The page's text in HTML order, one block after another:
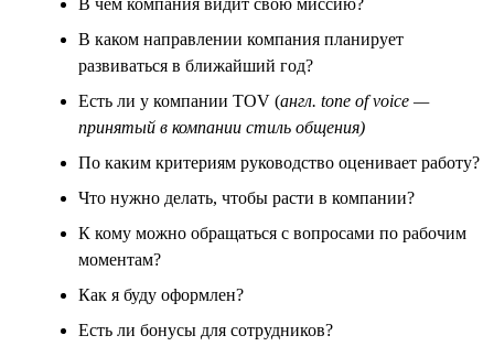
В каком направлении компания планирует
развиваться в ближайший год?
Есть ли у компании TOV (англ. tone of voice —
принятый в компании стиль общения)
По каким критериям руководство оценивает работу?
Что нужно делать, чтобы расти в компании?
К кому можно обращаться с вопросами по рабочим
моментам?
Как я буду оформлен?
Есть ли бонусы для сотрудников?